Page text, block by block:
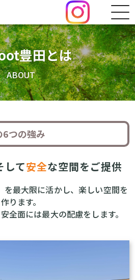
豊田とは
ABOUT
つの強み
して安全な空間をご提供
を最大限に活かし、楽しい空間を
作ります。
全面には最大の配慮をします。